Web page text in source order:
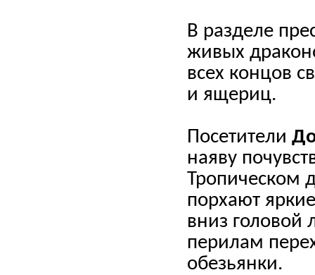
В разделе
живых
всех концов
и ящериц.
Посетители
наяву
Тропическом
порхают
вниз головой
перилам
обезьянки.